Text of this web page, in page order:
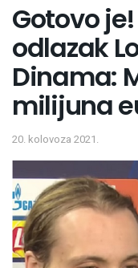
Gotovo
odlazak
Dinama:
milijuna
20. kolovoza 2021.